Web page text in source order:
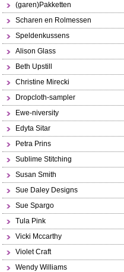
(garen)Pakketten
Scharen en Rolmessen
Speldenkussens
Alison Glass
Beth Upstill
Christine Mirecki
Dropcloth-sampler
Ewe-niversity
Edyta Sitar
Petra Prins
Sublime Stitching
Susan Smith
Sue Daley Designs
Sue Spargo
Tula Pink
Vicki Mccarthy
Violet Craft
Wendy Williams